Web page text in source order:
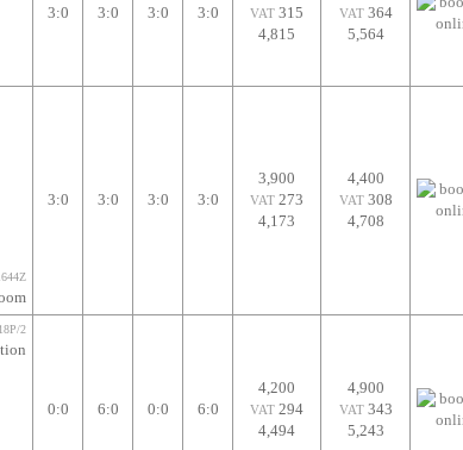
3:0 3:0 3:0 3:0 VAT 315
4,815
VAT364
5,564
3:0 3:0 3:0 3:0
3,900
VAT 273
4,173
4,400
VAT308
4,708
2
0:0 6:0 0:0 6:0
4,200
VAT 294
4,494
4,900
VAT343
5,243